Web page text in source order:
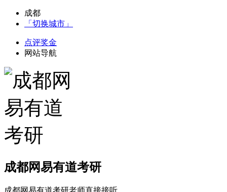
成都
「切换城市」
点评奖金
网站导航
成都网易有道考研
成都网易有道考研老师直接接听